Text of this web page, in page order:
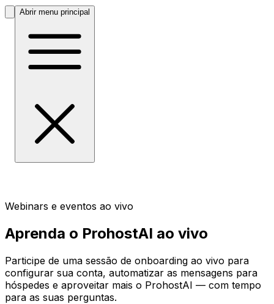
Abrir menu principal
Webinars e eventos ao vivo
Aprenda o ProhostAI ao vivo
Participe de uma sessão de onboarding ao vivo para
configurar sua conta, automatizar as mensagens para
hóspedes e aproveitar mais o ProhostAI — com tempo
para as suas perguntas.